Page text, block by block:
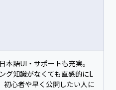
本語UI・サポートも充実。
グ知識がなくても直感的にL
初心者や早く公開したい人に